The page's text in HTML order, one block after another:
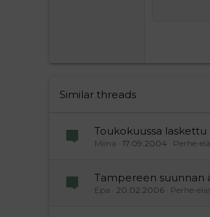
26
Similar threads
Toukokuussa laskettu
Miina 17.09.2004 Perhe-
Tampereen suunnan
Epa 20.02.2006 Perhe-